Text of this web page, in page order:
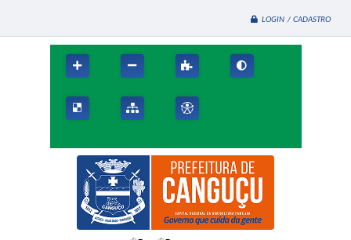
LOGIN / CADASTRO